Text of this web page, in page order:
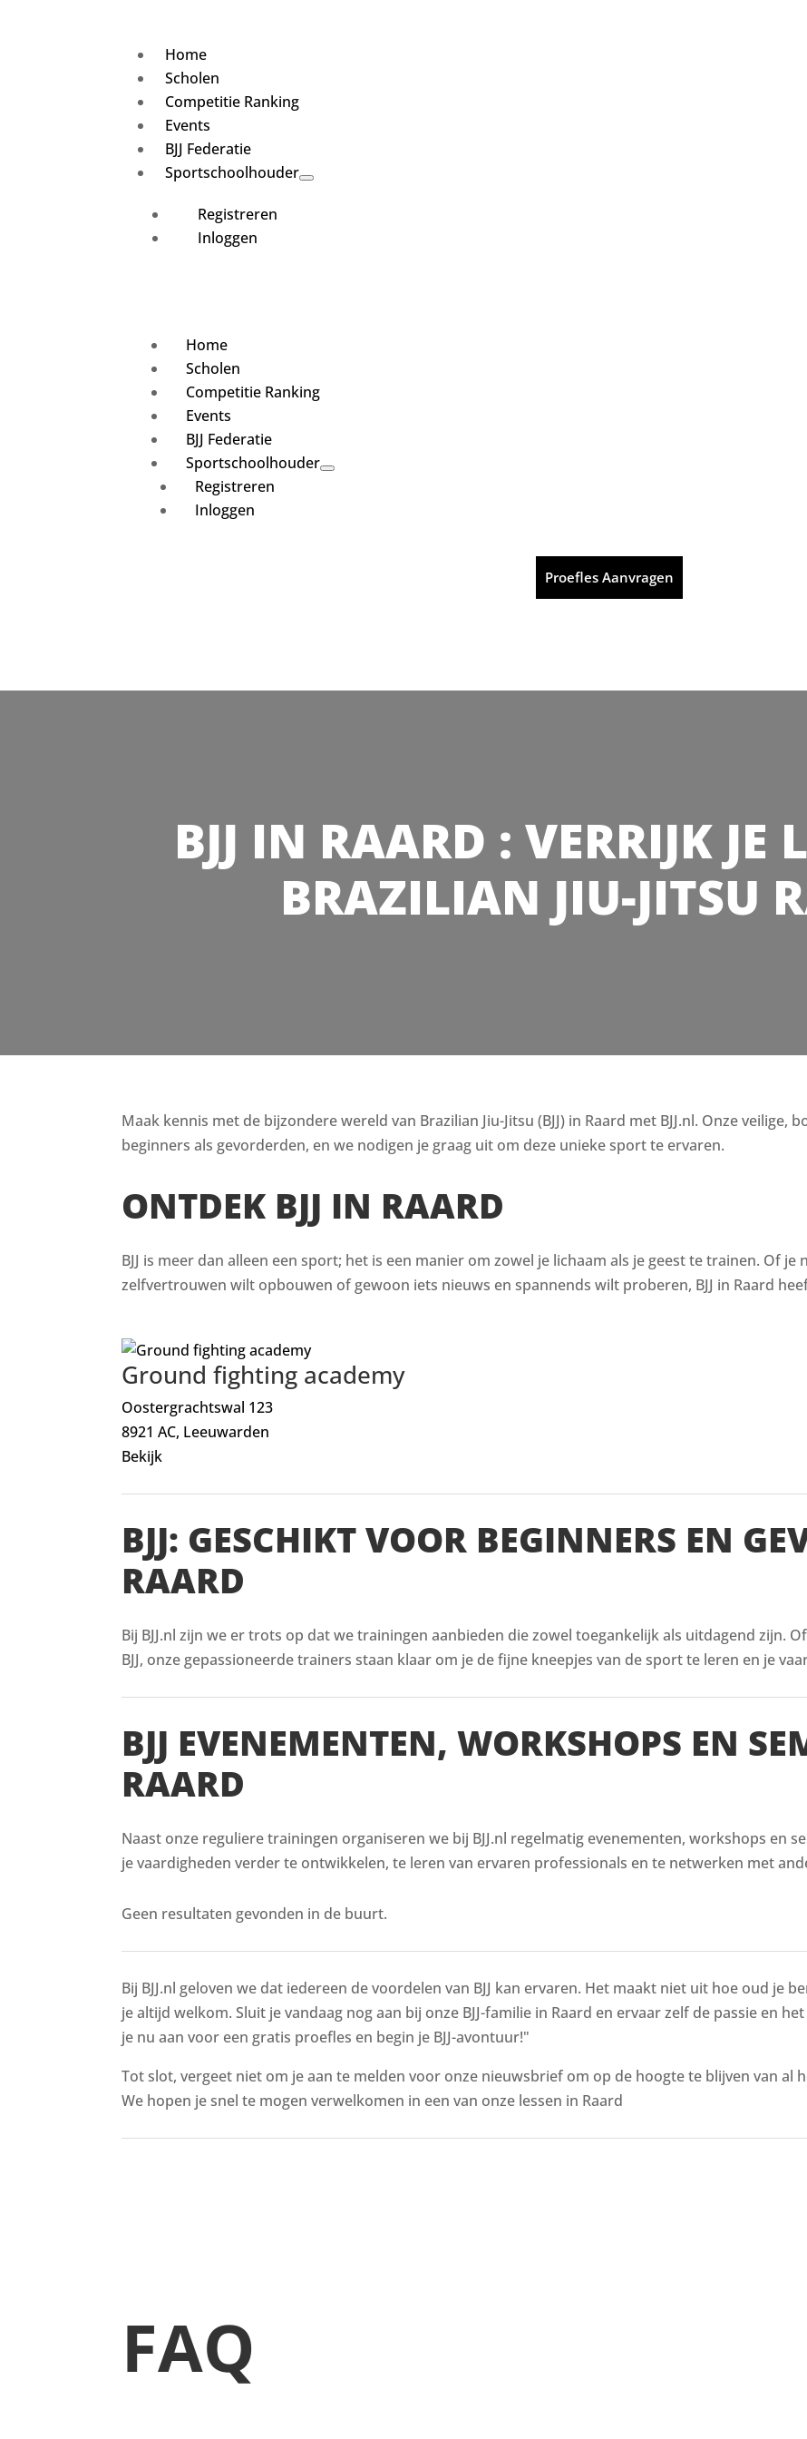
Home
Scholen
Competitie Ranking
Events
BJJ Federatie
Sportschoolhouder
Registreren
Inloggen
Home
Scholen
Competitie Ranking
Events
BJJ Federatie
Sportschoolhouder
Registreren
Inloggen
Proefles Aanvragen
BJJ IN RAARD : VERRIJK JE
BRAZILIAN JIU-JITSU
Maak kennis met de bijzondere wereld van Brazilian Jiu-Jitsu (BJJ) in Raard met BJJ.nl. Onze veilige,
beginners als gevorderden, en we nodigen je graag uit om deze unieke sport te ervaren.
ONTDEK BJJ IN RAARD
BJJ is meer dan alleen een sport; het is een manier om zowel je lichaam als je geest te trainen. Of
zelfvertrouwen wilt opbouwen of gewoon iets nieuws en spannends wilt proberen, BJJ in Raard
Ground fighting academy
Oostergrachtswal 123
8921 AC, Leeuwarden
Bekijk
BJJ: GESCHIKT VOOR BEGINNERS EN
RAARD
Bij BJJ.nl zijn we er trots op dat we trainingen aanbieden die zowel toegankelijk als uitdagend zijn.
BJJ, onze gepassioneerde trainers staan klaar om je de fijne kneepjes van de sport te leren en je
BJJ EVENEMENTEN, WORKSHOPS EN
RAARD
Naast onze reguliere trainingen organiseren we bij BJJ.nl regelmatig evenementen, workshops en
je vaardigheden verder te ontwikkelen, te leren van ervaren professionals en te netwerken met
Geen resultaten gevonden in de buurt.
Bij BJJ.nl geloven we dat iedereen de voordelen van BJJ kan ervaren. Het maakt niet uit hoe oud je
je altijd welkom. Sluit je vandaag nog aan bij onze BJJ-familie in Raard en ervaar zelf de passie en
je nu aan voor een gratis proefles en begin je BJJ-avontuur!"
Tot slot, vergeet niet om je aan te melden voor onze nieuwsbrief om op de hoogte te blijven van al
We hopen je snel te mogen verwelkomen in een van onze lessen in Raard
FAQ